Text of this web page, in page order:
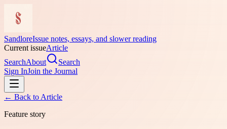
SandloreIssue notes, essays, and slower reading
Current issueArticle
SearchAbout
Search
Sign InJoin the Journal
← Back to Article
Feature story